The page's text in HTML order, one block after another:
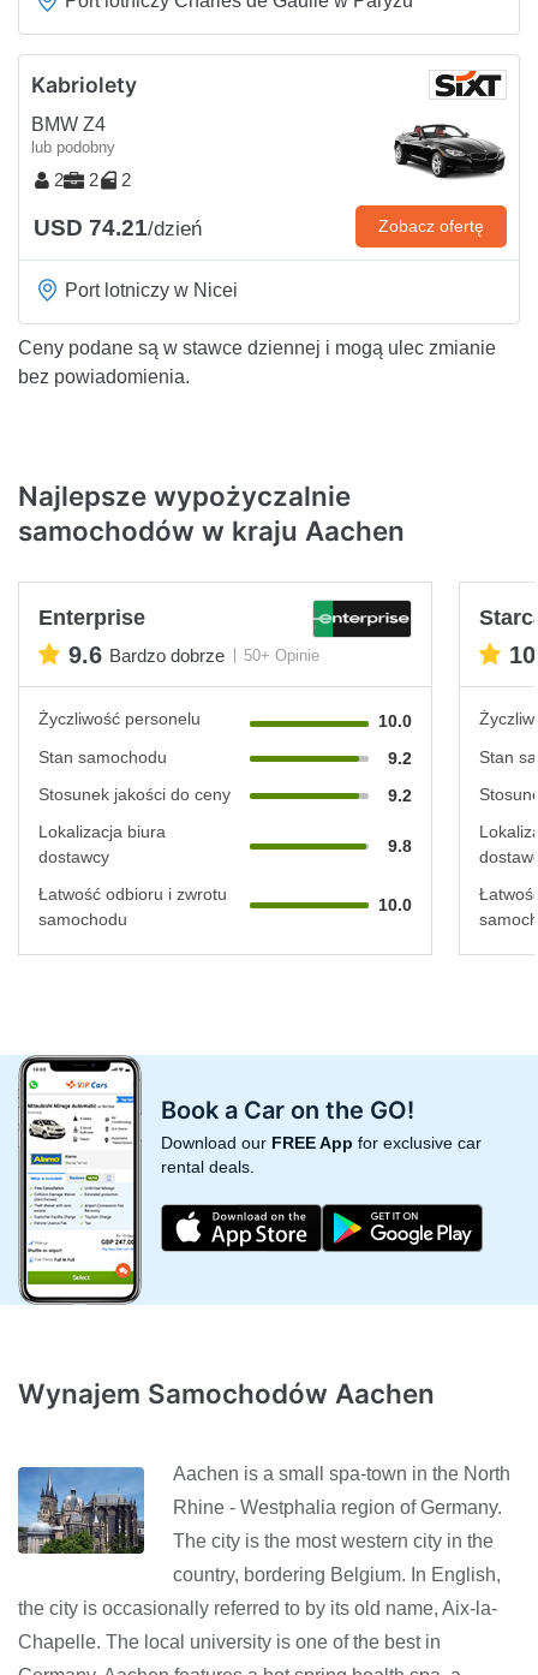
Kabriolety
BMW Z4
lub podobny
2 2 2
USD 74.21/dzień Zobacz ofertę
Port lotniczy w Nicei
Ceny podane są w stawce dziennej i mogą ulec zmianie
bez powiadomienia.
Najlepsze wypożyczalnie
samochodów w kraju Aachen
Enterprise
9.6 Bardzo dobrze 50+ Opinie
Życzliwość personelu
10.0
Stan samochodu
9.2
Stosunek jakości do ceny
9.2
Lokalizacja biura
dostawcy
9.8
Łatwość odbioru i zwrotu
samochodu
10.0
Stan
Book a Car on the GO!
Download our FREE App for exclusive car
rental deals.
Wynajem Samochodów Aachen
Aachen is a small spa-town in the North
Rhine - Westphalia region of Germany.
The city is the most western city in the
country, bordering Belgium. In English,
the city is occasionally referred to by its old name, Aix-la-
Chapelle. The local university is one of the best in